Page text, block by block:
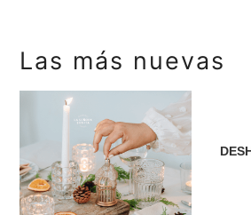
Las más nuevas